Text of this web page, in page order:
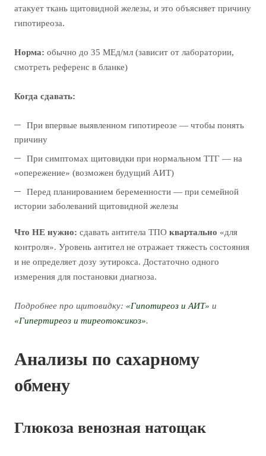
атакует ткань щитовидной железы, и это объясняет причину
гипотиреоза.
Норма: обычно до 35 МЕд/мл (зависит от лаборатории,
смотреть референс в бланке)
Когда сдавать:
При впервые выявленном гипотиреозе — чтобы понять
причину
При симптомах щитовидки при нормальном ТТГ — на
«опережение» (возможен будущий АИТ)
Перед планированием беременности — при семейной
истории заболеваний щитовидной железы
Что НЕ нужно: сдавать антитела ТПО квартально «для
контроля». Уровень антител не отражает тяжесть состояния
и не определяет дозу эутирокса. Достаточно одного
измерения для постановки диагноза.
Подробнее про щитовидку: «Гипотиреоз и АИТ» и
«Гипертиреоз и тиреотоксикоз».
Анализы по сахарному
обмену
Глюкоза венозная натощак